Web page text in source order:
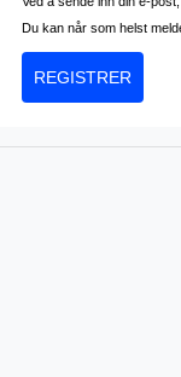
Du kan når som helst
REGISTRER